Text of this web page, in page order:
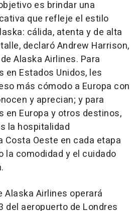
es brindar una
que refleje el estilo
cálida, atenta y de alta
declaró Andrew Harrison,
Alaska Airlines. Para
Estados Unidos, les
más cómodo a Europa con
y aprecian; y para
en Europa y otros destinos,
la hospitalidad
Oeste en cada etapa
la comodidad y el cuidado
Alaska Airlines operará
del aeropuerto de Londres